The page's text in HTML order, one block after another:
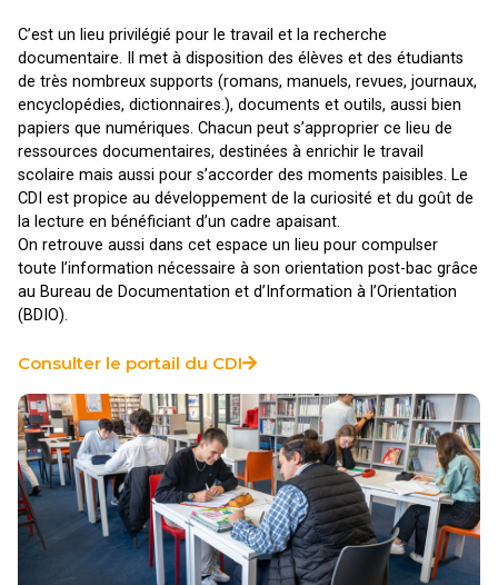
C’est un lieu privilégié pour le travail et la recherche
documentaire. Il met à disposition des élèves et des étudiants
de très nombreux supports (romans, manuels, revues, journaux,
encyclopédies, dictionnaires.), documents et outils, aussi bien
papiers que numériques. Chacun peut s’approprier ce lieu de
ressources documentaires, destinées à enrichir le travail
scolaire mais aussi pour s’accorder des moments paisibles. Le
CDI est propice au développement de la curiosité et du goût de
la lecture en bénéficiant d’un cadre apaisant.
On retrouve aussi dans cet espace un lieu pour compulser
toute l’information nécessaire à son orientation post-bac grâce
au Bureau de Documentation et d’Information à l’Orientation
(BDIO).
Consulter le portail du CDI